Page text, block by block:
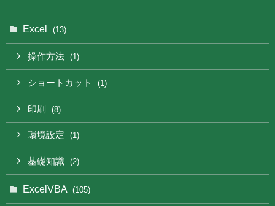
Excel (13)
操作方法 (1)
ショートカット (1)
印刷 (8)
環境設定 (1)
基礎知識 (2)
ExcelVBA (105)